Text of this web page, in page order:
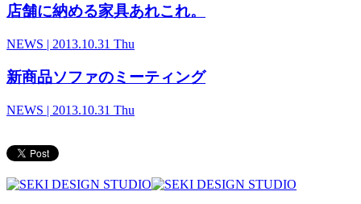
店舗に納める家具あれこれ。
NEWS | 2013.10.31 Thu
新商品ソファのミーティング
NEWS | 2013.10.31 Thu